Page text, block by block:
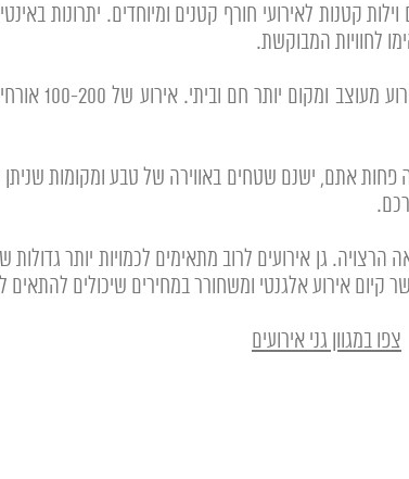
הקיץ. לאירועים של 50-250 אורחים. יש גם וילות קטנות לאירועי חורף קטנים
לחוויות המבוקשת.
– בית אירועים הוא
קצת אחרת ו4 קירות או גנים זה פחות אתם, ישנם שטחים באווירה של טבע
אירוע אלגנטי ומשחורר במחירים שיכולים
צפו במגוון גני אירועים